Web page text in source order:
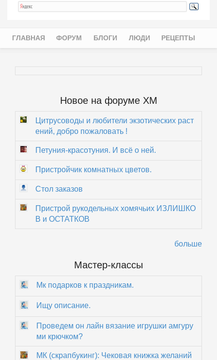
Главное меню
ГЛАВНАЯ ФОРУМ БЛОГИ ЛЮДИ РЕЦЕПТЫ
Новое на форуме ХМ
Цитрусоводы и любители экзотических раст
ений, добро пожаловать !
Петуния-красотуния. И всё о ней.
Пристройчик комнатных цветов.
Стол заказов
Пристрой рукодельных хомячьих ИЗЛИШКО
В и ОСТАТКОВ
больше
Мастер-классы
Мк подарков к праздникам.
Ищу описание.
Проведем он лайн вязание игрушки амгуру
ми крючком?
МК (скрапбукинг): Чековая книжка желаний